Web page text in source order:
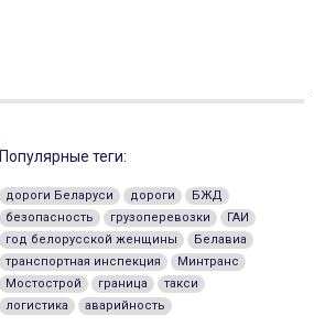
Популярные теги:
дороги Беларуси дороги
БЖД
безопасность
грузоперевозки
ГАИ
год белорусской женщины
Белавиа
транспортная инспекция
Минтранс
Мостострой
граница
такси
логистика
аварийность